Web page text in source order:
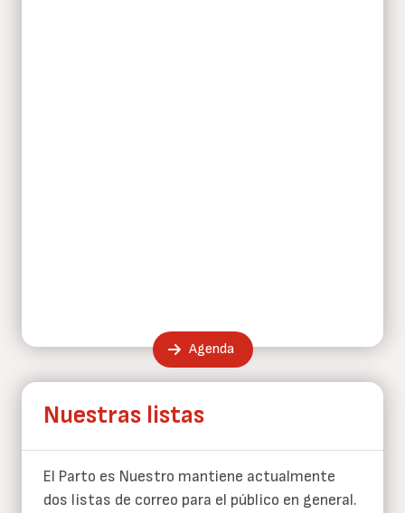
Agenda
Nuestras listas
El Parto es Nuestro mantiene actualmente
dos listas de correo para el público en general.